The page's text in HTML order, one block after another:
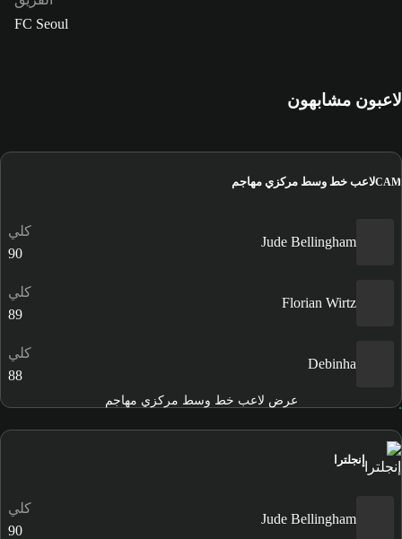
FC Seoul
لاعبون مشابهون
CAMلاعب خط وسط مركزي مهاجم
Jude Bellingham
كلي
90
Florian Wirtz
كلي
89
Debinha
كلي
88
عرض لاعب خط وسط مركزي مهاجم
إنجلترا
Jude Bellingham
كلي
90